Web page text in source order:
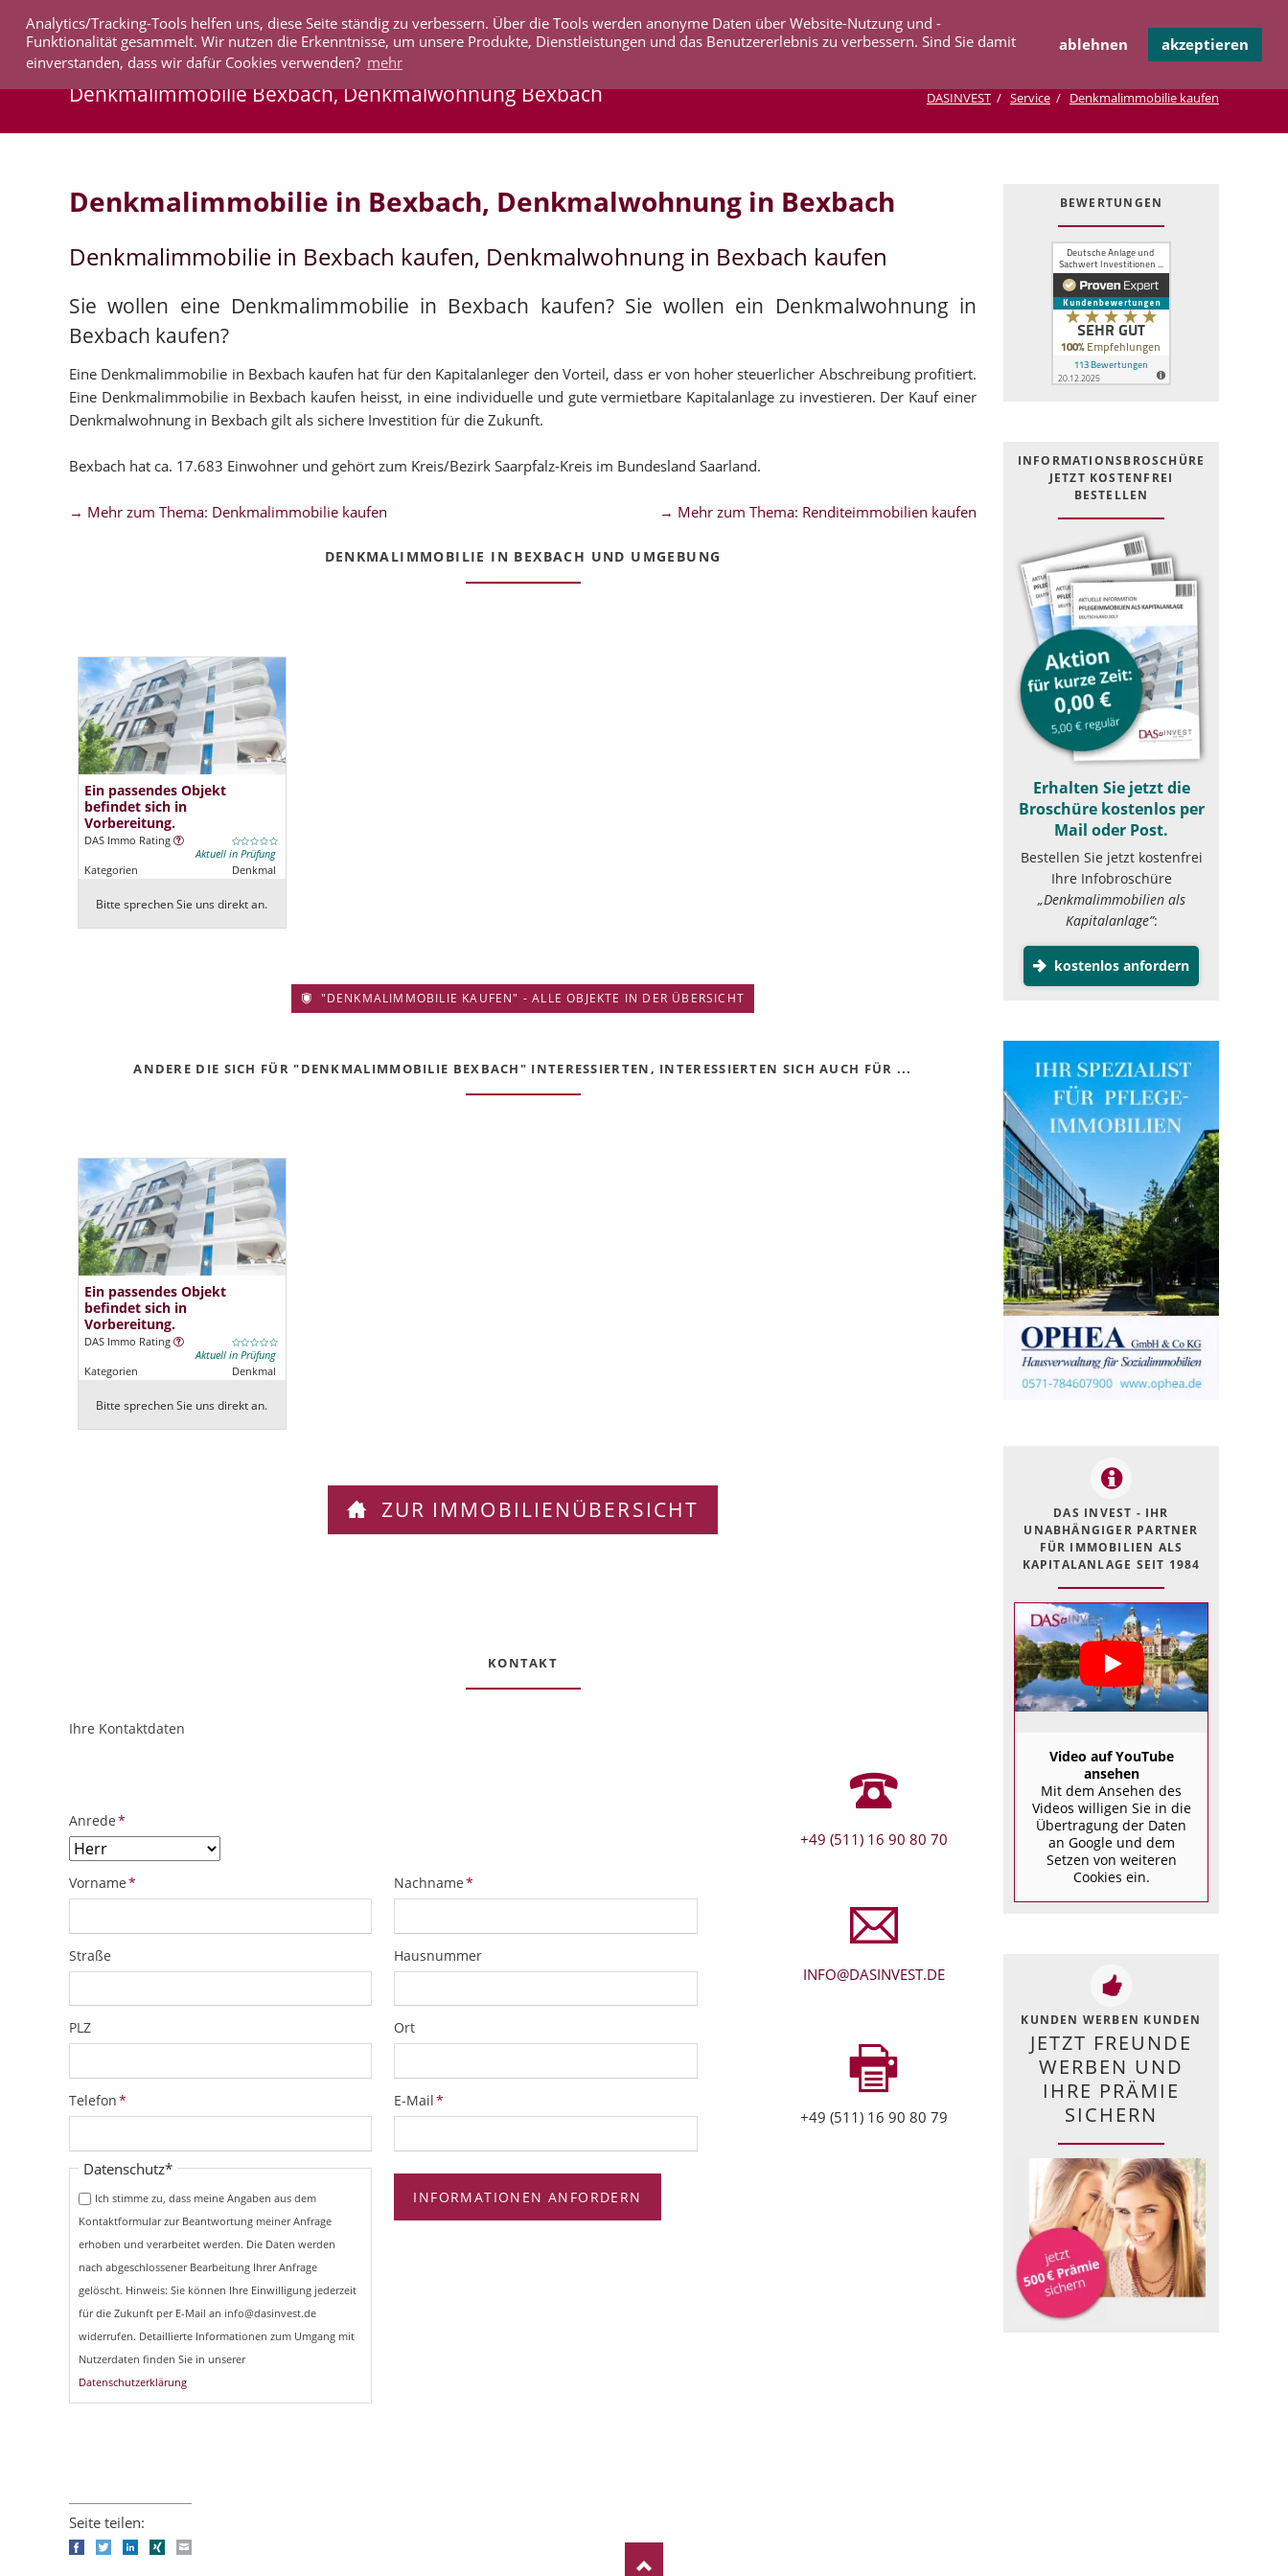
Analytics/Tracking-Tools helfen uns, diese Seite ständig zu verbessern. Über die Tools werden anonyme Daten über Website-Nutzung und -
Funktionalität gesammelt. Wir nutzen die Erkenntnisse, um unsere Produkte, Dienstleistungen und das Benutzererlebnis zu verbessern. Sind Sie damit
einverstanden, dass wir dafür Cookies verwenden? mehr
ablehnen akzeptieren
überspringen
IMMOBILIEN AKTUELLES UNTERNEHMEN SERVICE KOOPERATION KONTAKT
Denkmalimmobilie Bexbach, Denkmalwohnung Bexbach DASINVEST Service Denkmalimmobilie kaufen
Denkmalimmobilie in Bexbach, Denkmalwohnung in Bexbach
Denkmalimmobilie in Bexbach kaufen, Denkmalwohnung in Bexbach kaufen
Sie wollen eine Denkmalimmobilie in Bexbach kaufen? Sie wollen ein Denkmalwohnung in
Bexbach kaufen?
Eine Denkmalimmobilie in Bexbach kaufen hat für den Kapitalanleger den Vorteil, dass er von hoher steuerlicher Abschreibung profitiert.
Eine Denkmalimmobilie in Bexbach kaufen heisst, in eine individuelle und gute vermietbare Kapitalanlage zu investieren. Der Kauf einer
Denkmalwohnung in Bexbach gilt als sichere Investition für die Zukunft.
Bexbach hat ca. 17.683 Einwohner und gehört zum Kreis/Bezirk Saarpfalz-Kreis im Bundesland Saarland.
→ Mehr zum Thema: Denkmalimmobilie kaufen → Mehr zum Thema: Renditeimmobilien kaufen
DENKMALIMMOBILIE IN BEXBACH UND UMGEBUNG
Ein passendes Objekt
befindet sich in
Vorbereitung.
DAS Immo Rating
Aktuell in Prüfung
Kategorien
Denkmal
Bitte sprechen Sie uns direkt an.
"DENKMALIMMOBILIE KAUFEN" - ALLE OBJEKTE IN DER ÜBERSICHT
ANDERE DIE SICH FÜR "DENKMALIMMOBILIE BEXBACH" INTERESSIERTEN, INTERESSIERTEN SICH AUCH FÜR ...
Ein passendes Objekt
befindet sich in
Vorbereitung.
DAS Immo Rating
Aktuell in Prüfung
Kategorien
Denkmal
Bitte sprechen Sie uns direkt an.
ZUR IMMOBILIENÜBERSICHT
KONTAKT
ObjektPlatzhalter
URL
Ihre Kontaktdaten
Pflichtfeld
Anrede*
Pflichtfeld
Vorname* Pflichtfeld
Nachname*
Straße Hausnummer
PLZ Ort
Pflichtfeld
Telefon* Pflichtfeld
E-Mail*
Pflichtfeld
Datenschutz*
Ich stimme zu, dass meine Angaben aus dem
Kontaktformular zur Beantwortung meiner Anfrage
erhoben und verarbeitet werden. Die Daten werden
nach abgeschlossener Bearbeitung Ihrer Anfrage
gelöscht. Hinweis: Sie können Ihre Einwilligung jederzeit
für die Zukunft per E-Mail an info@dasinvest.de
widerrufen. Detaillierte Informationen zum Umgang mit
Nutzerdaten finden Sie in unserer
Datenschutzerklärung
INFORMATIONEN ANFORDERN
+49 (511) 16 90 80 70
INFO@DASINVEST.DE
+49 (511) 16 90 80 79
BEWERTUNGEN
INFOR­MATIONS­BROSCHÜRE
JETZT KOSTEN­FREI
BESTELLEN
Erhalten Sie jetzt die
Broschüre kostenlos per
Mail oder Post.
Bestellen Sie jetzt kostenfrei
Ihre Infobroschüre
„Denkmalimmobilien als
Kapitalanlage”:
kostenlos anfordern
DAS INVEST - IHR
UNABHÄNGIGER PARTNER
FÜR IMMOBILIEN ALS
KAPITALANLAGE SEIT 1984
Video auf YouTube
ansehen
Mit dem Ansehen des
Videos willigen Sie in die
Übertragung der Daten
an Google und dem
Setzen von weiteren
Cookies ein.
KUNDEN WERBEN KUNDEN
JETZT FREUNDE
WERBEN UND
IHRE PRÄMIE
SICHERN
Seite teilen:
FacebookTwitterLinkedIn
Xing